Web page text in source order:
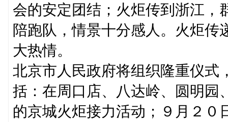
会的安定团结；火炬传到浙江，
陪跑队，情景十分感人。火炬传
大热情。
北京市人民政府将组织隆重仪式
括：在周口店、八达岭、圆明园
的京城火炬接力活动；９月２０